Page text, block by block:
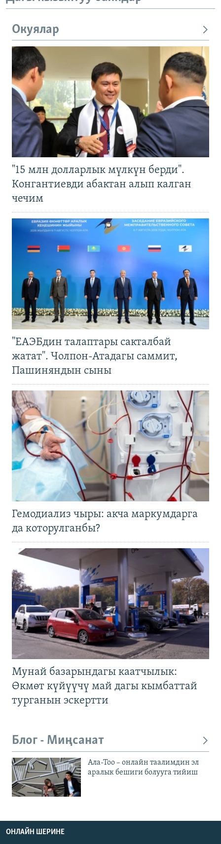
Окуялар
"15 млн долларлык мүлкүн берди".
Конгантиевди абактан алып калган
чечим
"ЕАЭБдин талаптары сакталбай
жатат". Чолпон-Атадагы саммит,
Пашиняндын сыны
Гемодиализ чыры: акча маркумдарга
да которулганбы?
Мунай базарындагы каатчылык:
Өкмөт күйүүчү май дагы кымбаттай
турганын эскертти
Блог - Миңсанат
Ала-Тоо – онлайн таалимдин эл
аралык бешиги болууга тийиш
ОНЛАЙН ШЕРИНЕ